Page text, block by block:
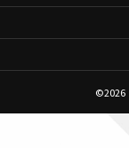
©2026